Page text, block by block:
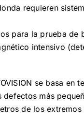
requieren
para la prueba de
intensivo
se basa en
más
de los